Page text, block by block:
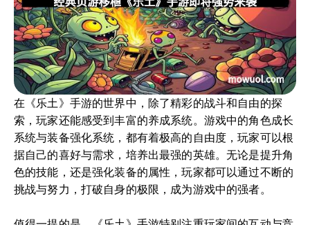
在《乐土》手游的世界中，除了精彩的战斗和自由的探
索，玩家还能感受到丰富的养成系统。游戏中的角色成长
系统与装备强化系统，都有着极高的自由度，玩家可以根
据自己的喜好与需求，培养出最强的英雄。无论是提升角
色的技能，还是强化装备的属性，玩家都可以通过不断的
挑战与努力，打破自身的极限，成为游戏中的强者。